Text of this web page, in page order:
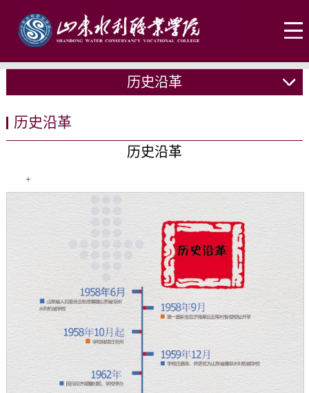
历史沿革
历史沿革
历史沿革
+